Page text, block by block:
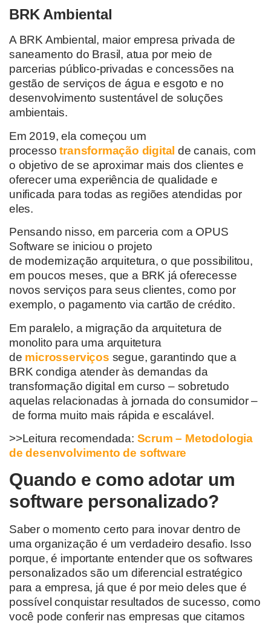
BRK Ambiental
A BRK Ambiental, maior empresa privada de
saneamento do Brasil, atua por meio de
parcerias público-privadas e concessões na
gestão de serviços de água e esgoto e no
desenvolvimento sustentável de soluções
ambientais.
Em 2019,ela começou um
processotransformação digital de canais, com
o objetivo de se aproximar mais dos clientes e
oferecer uma experiência de qualidade e
unificada para todas as regiões atendidas por
eles.
Pensando nisso, em parceria com a OPUS
Softwarese iniciou o projeto
de modernização arquitetura, o que possibilitou,
em poucos meses, que a BRK já oferecesse
novos serviços para seus clientes,como por
exemplo,o pagamento viacartão de crédito.
Em paralelo, a migração da arquitetura de
monolito para uma arquitetura
de microsserviços segue, garantindo que a
BRKcondiga atenderàs demandas da
transformação digital em curso – sobretudo
aquelas relacionadas à jornada do consumidor –
de forma muito mais rápida e escalável.
>>Leitura recomendada: Scrum – Metodologia
de desenvolvimento de software
Quando e como adotar um
software personalizado?
Saber o momento certo para inovar dentro de
uma organização é um verdadeiro desafio. Isso
porque, é importante entender que os softwares
personalizadossão um diferencial estratégico
para a empresa, já que é por meio deles que é
possível conquistar resultados de sucesso, como
você pode conferir nas empresas que citamos